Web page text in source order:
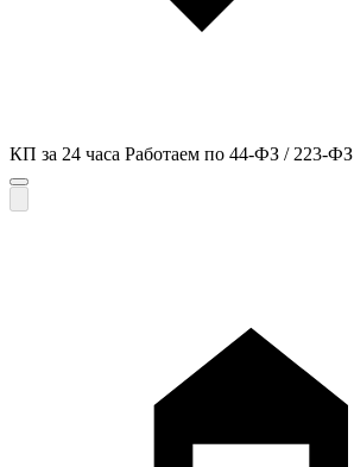
КП за 24 часа Работаем по 44-ФЗ / 223-ФЗ